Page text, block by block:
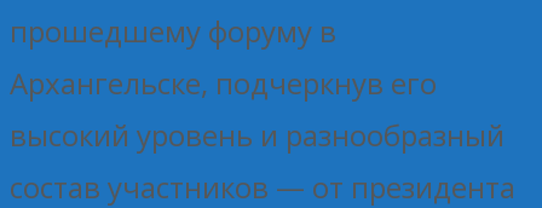
прошедшему форуму в
Архангельске, подчеркнув его
высокий уровень и разнообразный
состав участников — от президента